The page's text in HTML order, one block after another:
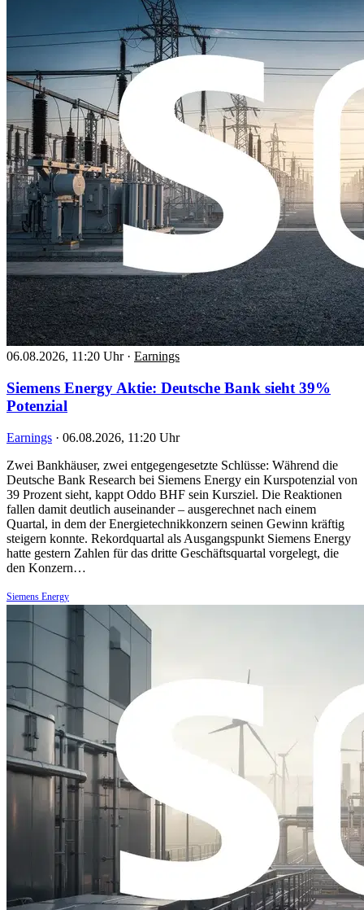
06.08.2026, 11:20 Uhr · Earnings
Siemens Energy Aktie: Deutsche Bank sieht 39%
Potenzial
Earnings · 06.08.2026, 11:20 Uhr
Zwei Bankhäuser, zwei entgegengesetzte Schlüsse: Während die
Deutsche Bank Research bei Siemens Energy ein Kurspotenzial von
39 Prozent sieht, kappt Oddo BHF sein Kursziel. Die Reaktionen
fallen damit deutlich auseinander – ausgerechnet nach einem
Quartal, in dem der Energietechnikkonzern seinen Gewinn kräftig
steigern konnte. Rekordquartal als Ausgangspunkt Siemens Energy
hatte gestern Zahlen für das dritte Geschäftsquartal vorgelegt, die
den Konzern…
Siemens Energy